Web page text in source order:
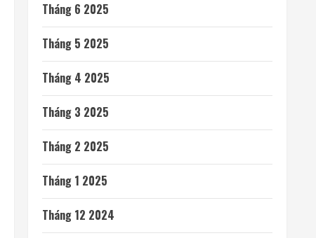
Tháng 6 2025
Tháng 5 2025
Tháng 4 2025
Tháng 3 2025
Tháng 2 2025
Tháng 1 2025
Tháng 12 2024